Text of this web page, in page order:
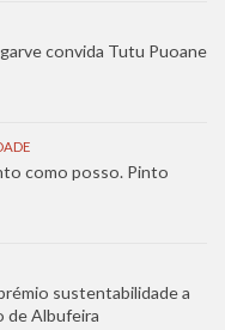
convida Tutu Puoane
como posso. Pinto
sustentabilidade a
de Albufeira